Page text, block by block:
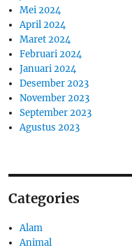
Mei 2024
April 2024
Maret 2024
Februari 2024
Januari 2024
Desember 2023
November 2023
September 2023
Agustus 2023
Categories
Alam
Animal